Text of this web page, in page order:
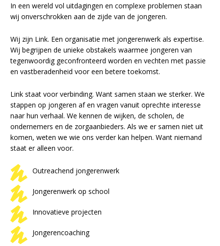
In een wereld vol uitdagingen en complexe problemen staan
wij onverschrokken aan de zijde van de jongeren.
Wij zijn Link. Een organisatie met jongerenwerk als expertise.
Wij begrijpen de unieke obstakels waarmee jongeren van
tegenwoordig geconfronteerd worden en vechten met passie
en vastberadenheid voor een betere toekomst.
Link staat voor verbinding. Want samen staan we sterker. We
stappen op jongeren af en vragen vanuit oprechte interesse
naar hun verhaal. We kennen de wijken, de scholen, de
ondernemers en de zorgaanbieders. Als we er samen niet uit
komen, weten we wie ons verder kan helpen. Want niemand
staat er alleen voor.
Outreachend jongerenwerk
Jongerenwerk op school
Innovatieve projecten
Jongerencoaching